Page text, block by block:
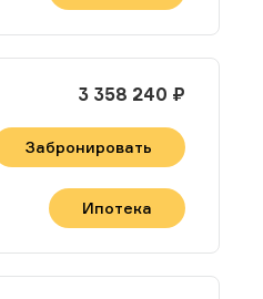
3 358 240 ₽
Забронировать
Ипотека